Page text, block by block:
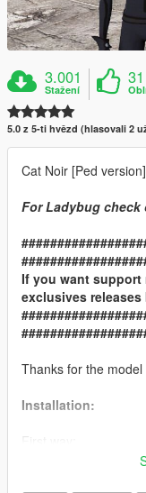
3.001
Stažení
31
5.0 z 5-ti hvězd (hlasovali 2
Cat Noir [Ped version]
For Ladybug check
If you want support
exclusives releases
Thanks for the
Installation: